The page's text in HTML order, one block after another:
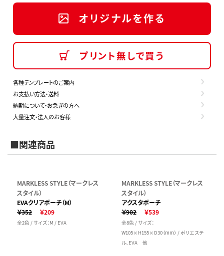
オリジナルを作る
プリント無しで買う
各種テンプレートのご案内
お支払い方法・送料
納期について・お急ぎの方へ
大量注文・法人のお客様
■関連商品
MARKLESS STYLE（マークレス
スタイル）
EVAクリアポーチ（M）
￥352
￥209
全2色 / サイズ：M / EVA
MARKLESS STYLE（マークレス
スタイル）
アクスタポーチ
￥902
￥539
全8色 / サイズ：
W105×H155×D30（mm） / ポリエステ
ル、EVA 他